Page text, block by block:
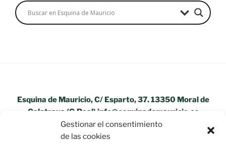
Gestionar el consentimiento
de las cookies
Esquina de Mauricio, C/ Esparto, 37. 13350 Moral de
Calatrava (C.Real) info@esquinademauricio.es
«Aviso Legal»